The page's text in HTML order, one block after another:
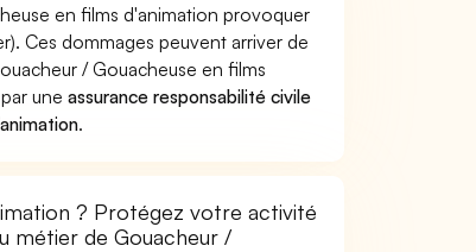
en films d'animation provoquer
Ces dommages peuvent arriver de
/ Gouacheuse en films
uneassurance responsabilité civile
.
? Protégez votre activité
métier de Gouacheur /